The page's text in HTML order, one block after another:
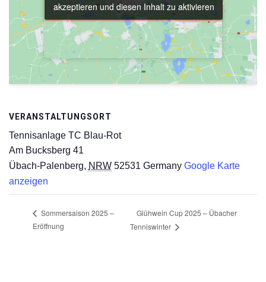
VERANSTALTUNGSORT
Tennisanlage TC Blau-Rot
Am Bucksberg 41
Übach-Palenberg, NRW 52531 Germany Google Karte
anzeigen
akzeptieren und diesen Inhalt zu aktivieren
akzeptieren und diesen Inhalt zu aktivieren
Sommersaison 2025 –
Eröffnung
Glühwein Cup 2025 – Übacher
Tenniswinter